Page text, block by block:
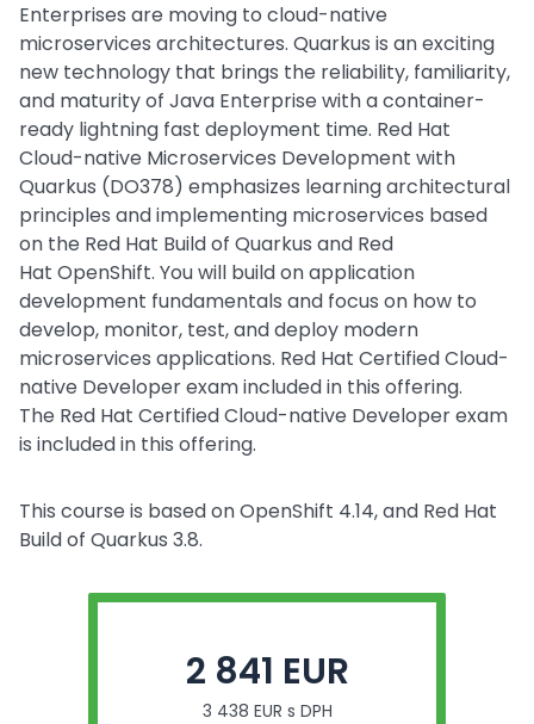
Enterprises are moving to cloud-native
microservices architectures. Quarkus is an exciting
new technology that brings the reliability, familiarity,
and maturity of Java Enterprise with a container-
ready lightning fast deployment time. Red Hat
Cloud-native Microservices Development with
Quarkus (DO378) emphasizes learning architectural
principles and implementing microservices based
on the Red Hat Build of Quarkus and Red
Hat OpenShift. You will build on application
development fundamentals and focus on how to
develop, monitor, test, and deploy modern
microservices applications. Red Hat Certified Cloud-
native Developer exam included in this offering.
The Red Hat Certified Cloud-native Developer exam
is included in this offering.
This course is based on OpenShift 4.14, and Red Hat
Build of Quarkus 3.8.
2 841 EUR
3 438 EUR s DPH